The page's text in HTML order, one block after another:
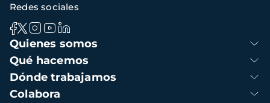
Navegación
principal
Quienes somos
Qué hacemos
Dónde trabajamos
Colabora
Redes sociales